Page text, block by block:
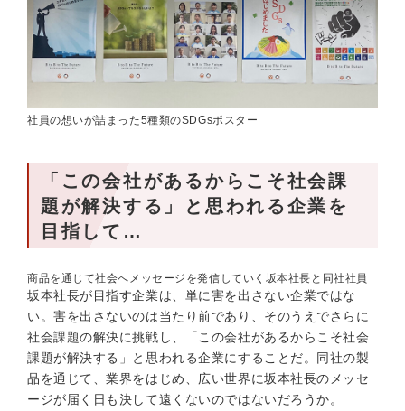
社員の想いが詰まった5種類のSDGsポスター
「この会社があるからこそ社会課
題が解決する」と思われる企業を
目指して…
商品を通じて社会へメッセージを発信していく坂本社長と同社社員
坂本社長が目指す企業は、単に害を出さない企業ではな
い。害を出さないのは当たり前であり、そのうえでさらに
社会課題の解決に挑戦し、「この会社があるからこそ社会
課題が解決する」と思われる企業にすることだ。同社の製
品を通じて、業界をはじめ、広い世界に坂本社長のメッセ
ージが届く日も決して遠くないのではないだろうか。